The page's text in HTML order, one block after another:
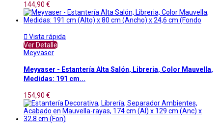
144,90 €
 Vista rápida
Ver Detalle
Meyvaser
Meyvaser - Estantería Alta Salón, Libreria, Color Mauvella,
Medidas: 191 cm...
154,90 €